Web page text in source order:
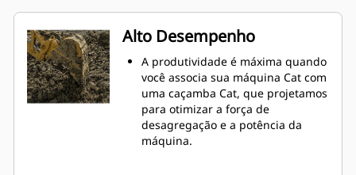
Alto Desempenho
A produtividade é máxima quando
você associa sua máquina Cat com
uma caçamba Cat, que projetamos
para otimizar a força de
desagregação e a potência da
máquina.